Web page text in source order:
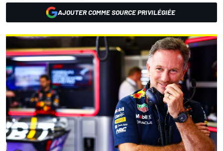
AJOUTER COMME SOURCE PRIVILÉGIÉE